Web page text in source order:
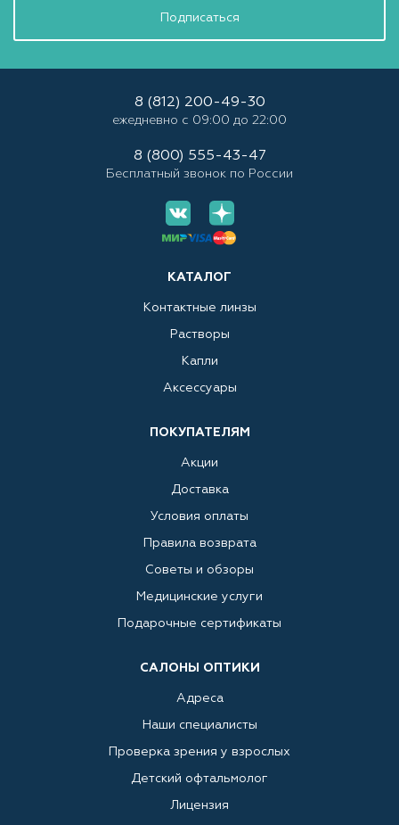
Подписаться
КАТАЛОГ
Контактные линзы
Растворы
Капли
Аксессуары
ПОКУПАТЕЛЯМ
Акции
Доставка
Условия оплаты
Правила возврата
Советы и обзоры
Медицинские услуги
Подарочные сертификаты
САЛОНЫ ОПТИКИ
Адреса
Наши специалисты
Проверка зрения у взрослых
Детский офтальмолог
Лицензия
8 (812) 200-49-30
ежедневно с 09:00 до 22:00
8 (800) 555-43-47
Бесплатный звонок по России